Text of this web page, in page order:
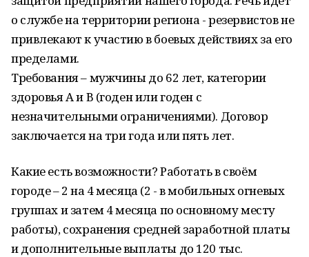
о службе на территории региона - резервистов не
привлекают к участию в боевых действиях за его
пределами.
Требования – мужчины до 62 лет, категории
здоровья А и В (годен или годен с
незначительными ограничениями). Договор
заключается на три года или пять лет.
Какие есть возможности? Работать в своём
городе – 2 на 4 месяца (2 - в мобильных огневых
группах и затем 4 месяца по основному месту
работы), сохранения средней заработной платы
и дополнительные выплаты до 120 тыс.